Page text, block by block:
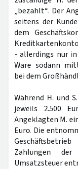
„bezahlt“. Der
seitens der
dem
- allerdings nur
Ware sodann
bei dem
Während H. und
jeweils 2.500
Angeklagten M.
Euro. Die
Zahlungen der
Umsatzsteuer